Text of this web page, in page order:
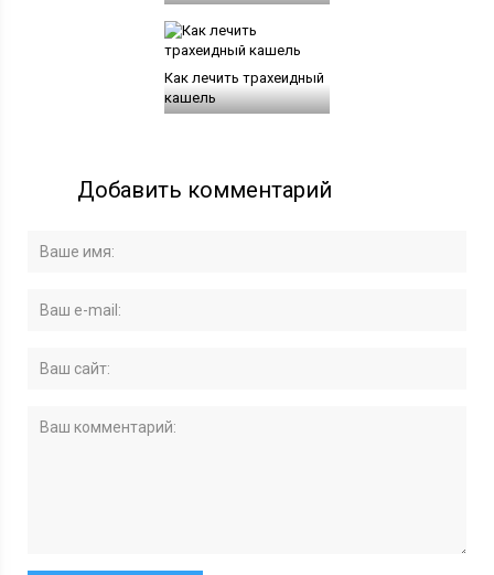
Как лечить трахеидный
кашель
Добавить комментарий